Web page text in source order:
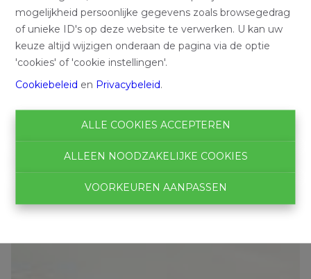
mogelijkheid persoonlijke gegevens zoals browsegedrag
of unieke ID's op deze website te verwerken. U kan uw
keuze altijd wijzigen onderaan de pagina via de optie
'cookies' of 'cookie instellingen'.
Cookiebeleid en Privacybeleid.
ALLE COOKIES ACCEPTEREN
ALLEEN NOODZAKELIJKE COOKIES
VOORKEUREN AANPASSEN